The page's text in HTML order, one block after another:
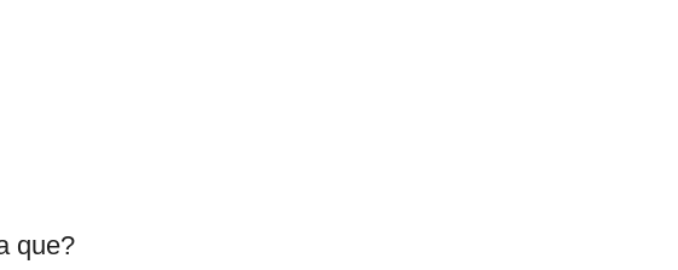
que?